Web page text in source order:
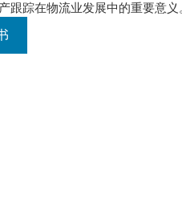
跟踪在物流业发展中的重要意义